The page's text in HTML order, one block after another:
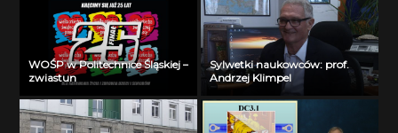
WOŚP w Politechnice Śląskiej –
zwiastun
Sylwetki naukowców: prof.
Andrzej Klimpel